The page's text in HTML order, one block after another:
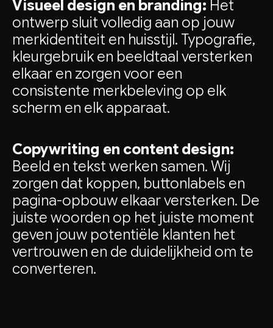
Visueel design en branding: Het
ontwerp sluit volledig aan op jouw
merkidentiteit en huisstijl. Typografie,
kleurgebruik en beeldtaal versterken
elkaar en zorgen voor een
consistente merkbeleving op elk
scherm en elk apparaat.
Copywriting en content design:
Beeld en tekst werken samen. Wij
zorgen dat koppen, buttonlabels en
pagina-opbouw elkaar versterken. De
juiste woorden op het juiste moment
geven jouw potentiële klanten het
vertrouwen en de duidelijkheid om te
converteren.